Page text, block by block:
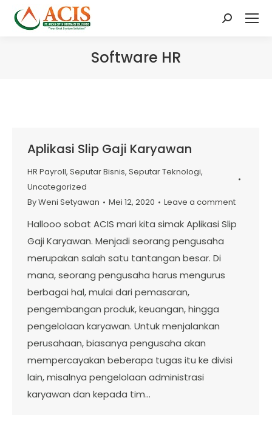
Search:
Software HR
Aplikasi Slip Gaji Karyawan
HR Payroll, Seputar Bisnis, Seputar Teknologi,
Uncategorized
ByWeni Setyawan Mei 12, 2020 Leave a comment
Hallooo sobat ACIS mari kita simak Aplikasi Slip
Gaji Karyawan. Menjadi seorang pengusaha
merupakan salah satu tantangan besar. Di
mana, seorang pengusaha harus mengurus
berbagai hal, mulai dari pemasaran,
pengembangan produk, keuangan, hingga
pengelolaan karyawan. Untuk menjalankan
perusahaan, biasanya pengusaha akan
mempercayakan beberapa tugas itu ke divisi
lain, misalnya pengelolaan administrasi
karyawan dan kepada tim…